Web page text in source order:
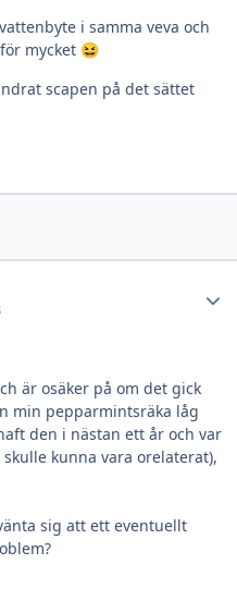
i samma veva och
mycket 😆
scapen på det sättet
är osäker på om det gick
min pepparmintsräka låg
den i nästan ett år och var
kunna vara orelaterat),
sig att ett eventuellt